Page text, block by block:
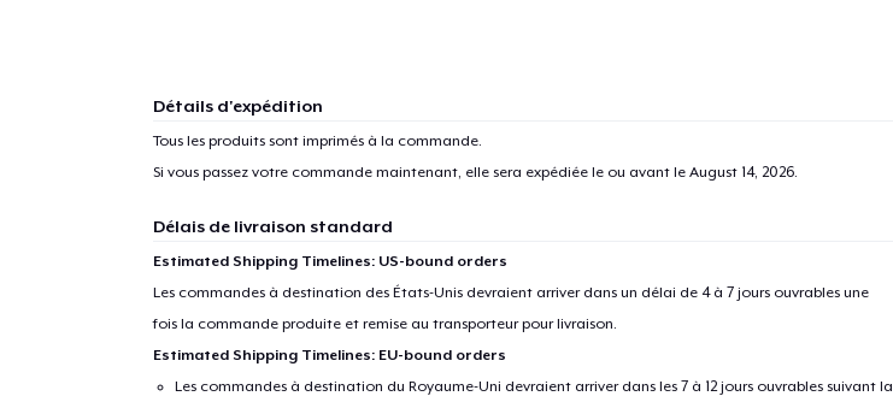
Détails d'expédition
Tous les produits sont imprimés à la commande.
Si vous passez votre commande maintenant, elle sera expédiée le ou avant le August 14, 2026.
Délais de livraison standard
Estimated Shipping Timelines: US-bound orders
Les commandes à destination des États-Unis devraient arriver dans un délai de 4 à 7 jours ouvrables une
fois la commande produite et remise au transporteur pour livraison.
Estimated Shipping Timelines: EU-bound orders
Les commandes à destination du Royaume-Uni devraient arriver dans les 7 à 12 jours ouvrables suivant la